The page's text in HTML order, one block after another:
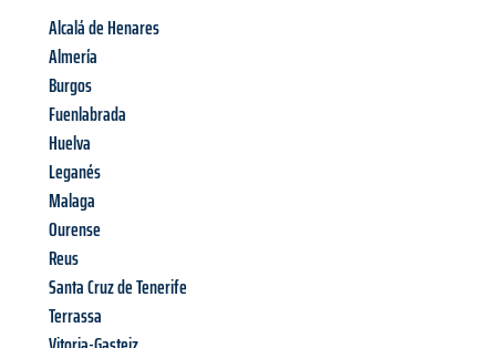
Alcalá de Henares
Almería
Burgos
Fuenlabrada
Huelva
Leganés
Malaga
Ourense
Reus
Santa Cruz de Tenerife
Terrassa